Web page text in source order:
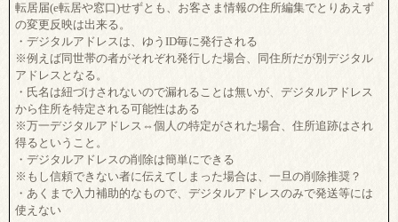
転居届(e転居や窓口)せずとも、お客さま情報の住所編集でとりあえず
の変更反映は出来る。
・デジタルアドレスは、ゆうID毎に発行される
※例えば同世帯の者がそれぞれ発行した場合、同住所だが別デジタル
アドレスとなる。
・氏名は紐づけされないので漏れることは無いが、デジタルアドレス
から住所を特定される可能性はある
※万一デジタルアドレス⇔個人の特定がされた場合、住所追跡はされ
得るということ。
・デジタルアドレスの削除は簡単にできる
※もし信頼できない者に伝えてしまった場合は、一旦の削除推奨？
・あくまで入力補助的なもので、デジタルアドレスのみで発送等には
使えない